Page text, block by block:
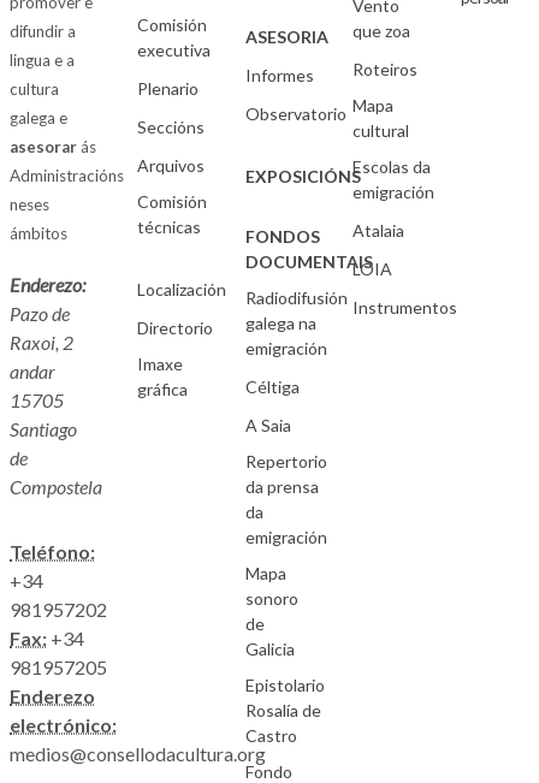
difundir a
lingua e a
cultura
galega e
asesorarás
Administracións
neses
ámbitos
Enderezo:
Pazo de
Raxoi, 2
andar
15705
Santiago
de
Compostela
Teléfono:
+34
981957202
Fax: +34
981957205
Enderezo
electrónico:
medios@consellodacultura.org
Comisión
executiva
Plenario
Seccións
Arquivos
Comisión
técnicas
Localización
Directorio
Imaxe
gráfica
ASESORIA
Informes
Observatorio
EXPOSICIÓNS
FONDOS
DOCUMENTAIS
Radiodifusión
galega na
emigración
Céltiga
A Saia
Repertorio
da prensa
da
emigración
Mapa
sonoro
de
Galicia
Epistolario
Rosalía de
Castro
Fondo
Vento
que zoa
Roteiros
Mapa
cultural
Escolas da
emigración
Atalaia
LOIA
Instrumentos